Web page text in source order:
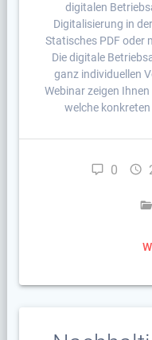
digitalen
Digitalisierung in
Statisches PDF
Die digitale
ganz individuellen
Webinar zeigen
welche
0